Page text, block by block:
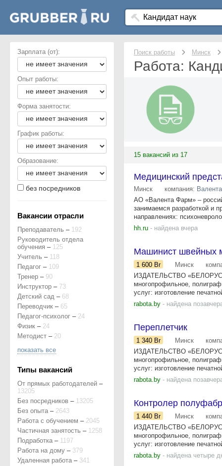
Поиск работы Минск
Работа:
15 вакансий из 17
Медицинский
Минск компания:
АО «Валента Фарм» –
занимаемся разработкой и
направлениях:
hh.ru - найдена вчера
Машинист швейных
1 600 Br Минск
ИЗДАТЕЛЬСТВО
многопрофильное,
услуг: изготовление
rabota.by - найдена
Переплетчик
1 340 Br Минск
ИЗДАТЕЛЬСТВО
многопрофильное,
услуг: изготовление
rabota.by - найдена
Контролер
1 440 Br Минск
ИЗДАТЕЛЬСТВО
многопрофильное,
услуг: изготовление
rabota.by - найдена четыре
Зарплата (от):
Опыт работы:
Форма занятости:
График работы:
Образование:
без посредников
Вакансии отрасли
Преподаватель – 192
Руководитель отдела
обучения – 125
Учитель – 118
Педагог – 109
Тренер – 90
Инструктор – 73
Детский сад – 68
Переводчик – 65
Педагог-психолог – 24
Физик – 24
Методист – 20
показать все
Типы вакансий
От прямых работодателей –
13205
Без посредников – 13205
Без опыта – 2643
Работа с обучением – 2045
Частичная занятость – 1258
Подработка – 1197
Работа на дому – 379
Удаленная работа – 341